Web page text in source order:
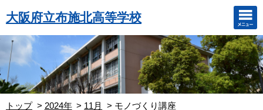
大阪府立布施北高等学校
トップ 2024年 11月 モノづくり講座